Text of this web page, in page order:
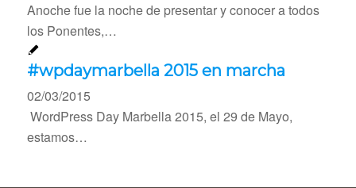
Anoche fue la noche de presentar y conocer a todos
los Ponentes,…
#wpdaymarbella 2015 en marcha
02/03/2015
WordPress Day Marbella 2015, el 29 de Mayo,
estamos…